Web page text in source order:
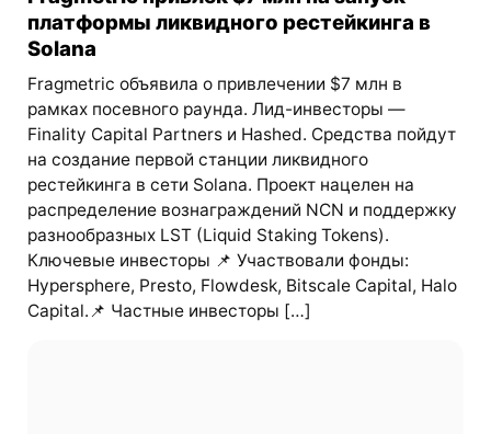
платформы ликвидного рестейкинга в
Solana
Fragmetric объявила о привлечении $7 млн в
рамках посевного раунда. Лид-инвесторы —
Finality Capital Partners и Hashed. Средства пойдут
на создание первой станции ликвидного
рестейкинга в сети Solana. Проект нацелен на
распределение вознаграждений NCN и поддержку
разнообразных LST (Liquid Staking Tokens).
Ключевые инвесторы 📌 Участвовали фонды:
Hypersphere, Presto, Flowdesk, Bitscale Capital, Halo
Capital.📌 Частные инвесторы […]